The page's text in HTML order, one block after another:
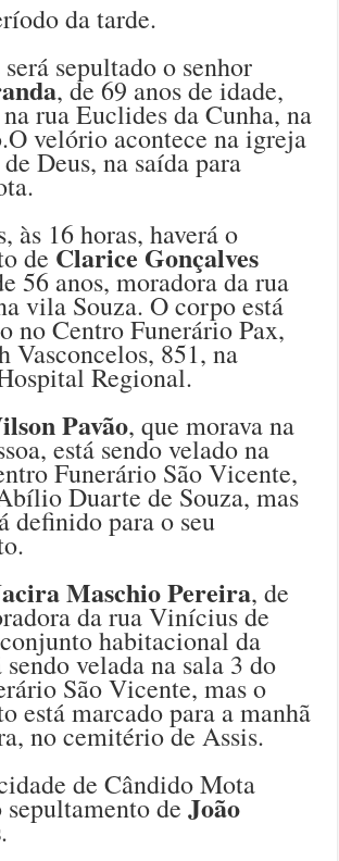
da tarde.
sepultado o senhor
, de 69 anos de idade,
rua Euclides da Cunha, na
velório acontece na igreja
Deus, na saída para
às 16 horas, haverá o
de Clarice Gonçalves
56 anos, moradora da rua
vila Souza. O corpo está
no Centro Funerário Pax,
Vasconcelos, 851, na
Regional.
Pavão, que morava na
está sendo velado na
Funerário São Vicente,
Duarte de Souza, mas
definido para o seu
Maschio Pereira, de
da rua Vinícius de
habitacional da
velada na sala 3 do
São Vicente, mas o
está marcado para a manhã
no cemitério de Assis.
de Cândido Mota
sepultamento deJoão
.